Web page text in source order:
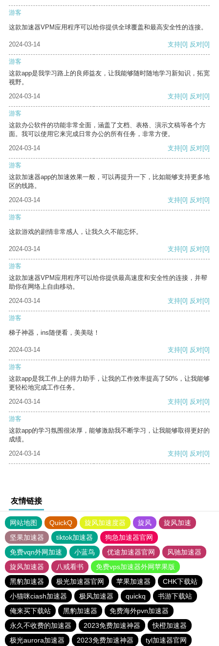
游客
这款加速器VPM应用程序可以给你提供全球覆盖和最高安全性的连接。
2024-03-14 支持[0] 反对[0]
游客
这款app是我学习路上的良师益友，让我能够随时随地学习新知识，拓宽
视野。
2024-03-14
支持[0] 反对[0]
游客
这款办公软件的功能非常全面，涵盖了文档、表格、演示文稿等各个方
面。我可以使用它来完成日常办公的所有任务，非常方便。
2024-03-14
支持[0] 反对[0]
游客
这款加速器app的加速效果一般，可以再提升一下，比如能够支持更多地
区的线路。
2024-03-14
支持[0] 反对[0]
游客
这款游戏的剧情非常感人，让我久久不能忘怀。
2024-03-14 支持[0] 反对[0]
游客
这款加速器VPM应用程序可以给你提供最高速度和安全性的连接，并帮
助你在网络上自由移动。
2024-03-14
支持[0] 反对[0]
游客
梯子神器，ins随便看，美美哒！
2024-03-14 支持[0] 反对[0]
游客
这款app是我工作上的得力助手，让我的工作效率提高了50%，让我能够
更轻松地完成工作任务。
2024-03-14
支持[0] 反对[0]
游客
这款app的学习氛围很浓厚，能够激励我不断学习，让我能够取得更好的
成绩。
2024-03-14
支持[0] 反对[0]
友情链接
网站地图 QuickQ 旋风加速度器 旋风
旋风加速
坚果加速器
tiktok加速器
狗急加速器官网
免费vqn外网加速
小蓝鸟 优途加速器官网
风驰加速器
旋风加速器
八戒看书
免费vps加速器外网苹果版
黑豹加速器
极光加速器官网 苹果加速器
CHK下载站
小猫咪ciash加速器
极风加速器 quickq
书游下载站
俺来买下载站
黑豹加速器
免费海外pvn加速器
永久不收费的加速器
2023免费加速神器
快橙加速器
极光aurora加速器
2023免费加速神器 tyl加速器官网